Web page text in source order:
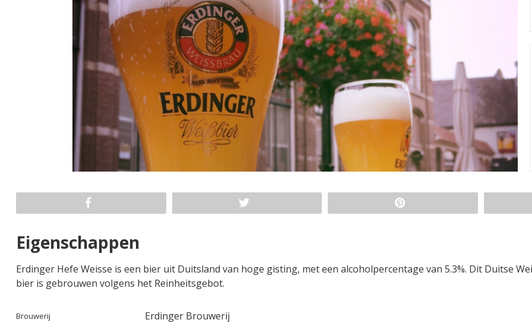
Eigenschappen
Erdinger Hefe Weisse is een bier uit Duitsland van hoge gisting, met een alcoholpercentage van 5.3%. Dit Duitse
bier is gebrouwen volgens het Reinheitsgebot.
Brouwerij Erdinger Brouwerij